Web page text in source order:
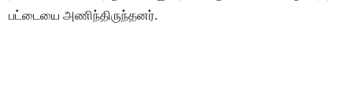
பட்டையை அணிந்திருந்தனர்.